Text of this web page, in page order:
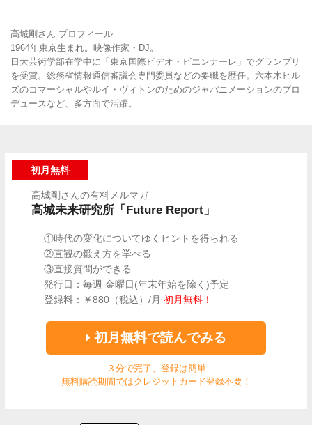
高城剛さん プロフィール
1964年東京生まれ。映像作家・DJ。
日大芸術学部在学中に「東京国際ビデオ・ビエンナーレ」でグランプリ
を受賞。総務省情報通信審議会専門委員などの要職を歴任。六本木ヒル
ズのコマーシャルやルイ・ヴィトンのためのジャパニメーションのプロ
デュースなど、多方面で活躍。
初月 無料
高城剛さんの有料メルマガ
高城未来研究所「Future Report」
①時代の変化についてゆくヒントを得られる
②直観の鍛え方を学べる
③直接質問ができる
発行日：毎週 金曜日(年末年始を除く)予定
登録料：￥880（税込）/月初月無料！
初月無料で読んでみる
３分で完了、登録は簡単
無料購読期間ではクレジットカード登録不要！